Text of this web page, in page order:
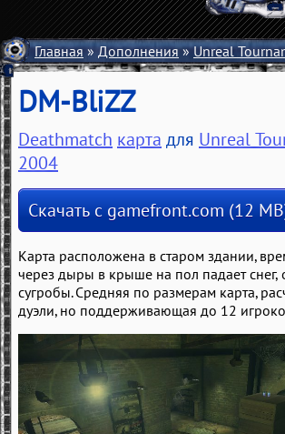
Главная»Дополнения»Unreal
DM-BliZZ
Deathmatch карта для Unreal
2004
Скачать с gamefront.com (12
Карта расположена в старом здании,
через дыры в крыше на пол падает снег,
сугробы. Средняя по размерам карта,
дуэли, но поддерживающая до 12